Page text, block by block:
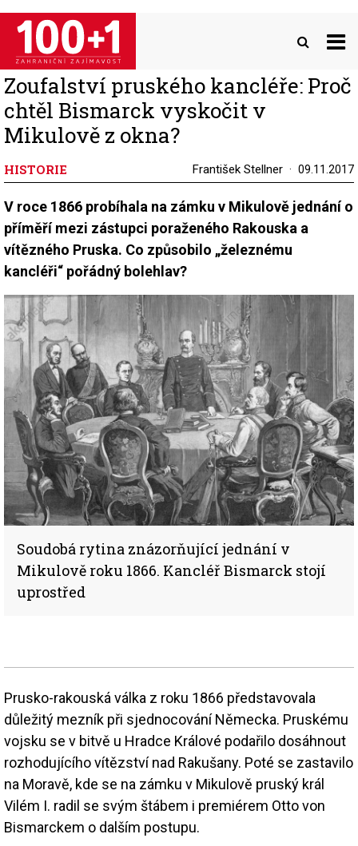
Přejít
hlavnímu
obsahu
Zoufalství pruského kancléře: Proč
chtěl Bismarck vyskočit v
Mikulově z okna?
HISTORIE František Stellner 09.11.2017
V roce 1866 probíhala na zámku v Mikulově jednání o
příměří mezi zástupci poraženého Rakouska a
vítězného Pruska. Co způsobilo „železnému
kancléři“ pořádný bolehlav?
Soudobá rytina znázorňující jednání v
Mikulově roku 1866. Kancléř Bismarck stojí
uprostřed
Prusko-rakouská válka z roku 1866 představovala
důležitý mezník při sjednocování Německa. Pruskému
vojsku se v bitvě u Hradce Králové podařilo dosáhnout
rozhodujícího vítězství nad Rakušany. Poté se zastavilo
na Moravě, kde se na zámku v Mikulově pruský král
Vilém I. radil se svým štábem i premiérem Otto von
Bismarckem o dalším postupu.